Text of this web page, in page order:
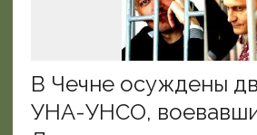
В Чечне осуждены
УНА-УНСО,